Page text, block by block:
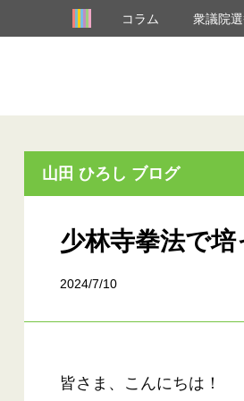
コラム 衆議院
山田 ひろし ブログ
少林寺拳法で
2024/7/10
皆さま、こんにちは！